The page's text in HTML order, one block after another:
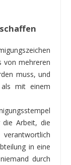
von mehreren
muss, und
mit einem
die Arbeit, die
in eine
durch